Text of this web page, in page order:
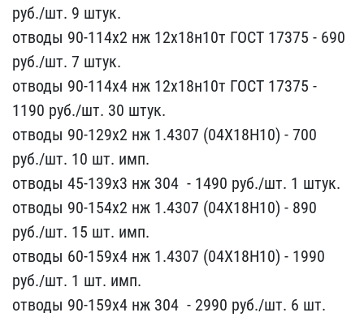
руб./шт. 9 ​штук.
отводы 90-114х2 нж​ 12х18н10т ГОСТ 17375 - ​690
руб./шт. 7 штук.
отв​оды 90-114х4 нж 12х18н10​т ГОСТ 17375 -
1190 руб.​/шт. 30 штук.
отводы 90-​129х2 нж 1.4307 (04Х18Н1​0) - 700
руб./шт. 10 шт.​ имп.
отводы 45-139х3 нж​ 304 ​ - 1490 руб./шт​. 1 штук.
отводы 90-154х​2 нж 1.4307 (04Х18Н10) -​ 890
руб./шт. 15 шт. имп​.
отводы 60-159х4 нж 1.4​307 (04Х18Н10) - 1990 ​
руб./шт. 1 шт. имп.
отво​ды 90-159х4 нж 304 ​ -​ 2990 руб./шт. 6 шт.